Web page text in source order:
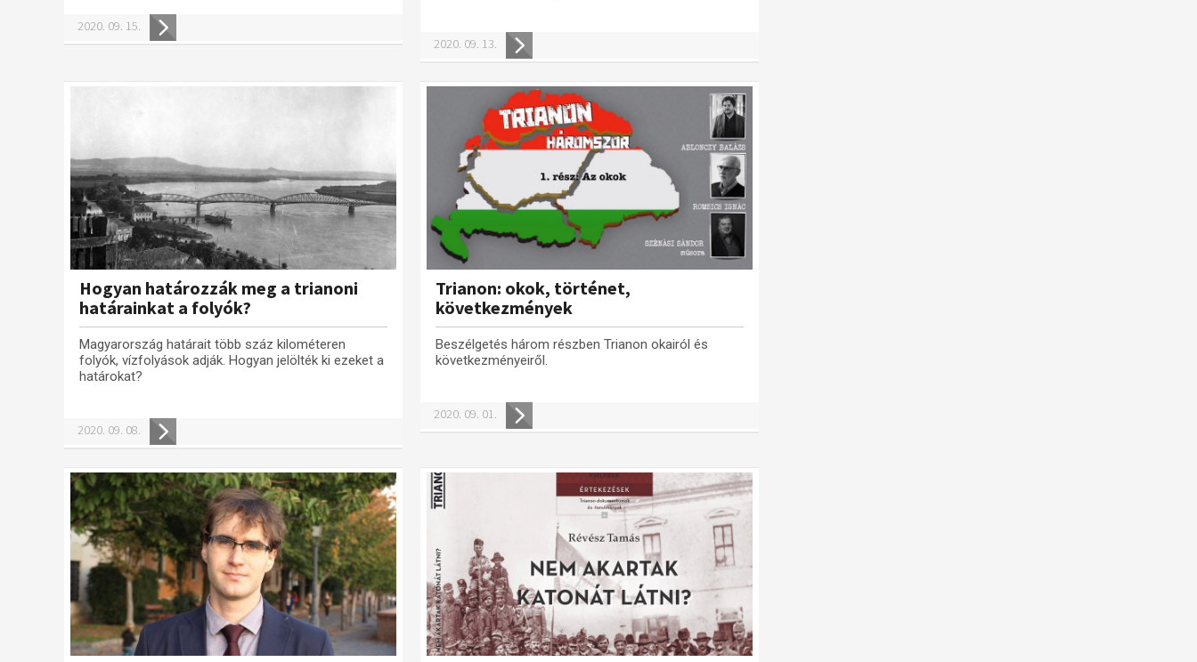
2020. 09. 15.
2020. 09. 13.
Hogyan határozzák meg a trianoni
határainkat a folyók?
Magyarország határait több száz kilométeren
folyók, vízfolyások adják. Hogyan jelölték ki ezeket a
határokat?
2020. 09. 08.
Trianon: okok, történet,
következmények
Beszélgetés három részben Trianon okairól és
következményeiről.
2020. 09. 01.